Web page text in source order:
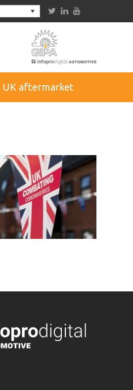
UK aftermarket